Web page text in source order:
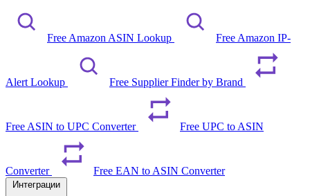
Free Amazon ASIN Lookup Free Amazon IP-
Alert Lookup Free Supplier Finder by Brand
Free ASIN to UPC Converter Free UPC to ASIN
Converter Free EAN to ASIN Converter